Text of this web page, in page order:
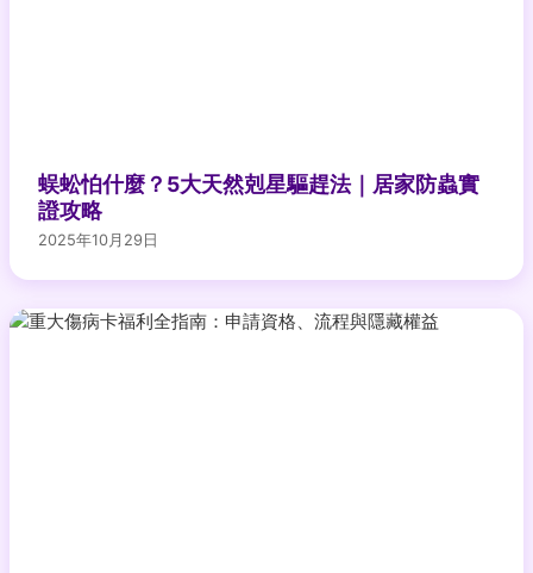
蜈蚣怕什麼？5大天然剋星驅趕法｜居家防蟲實
證攻略
2025年10月29日